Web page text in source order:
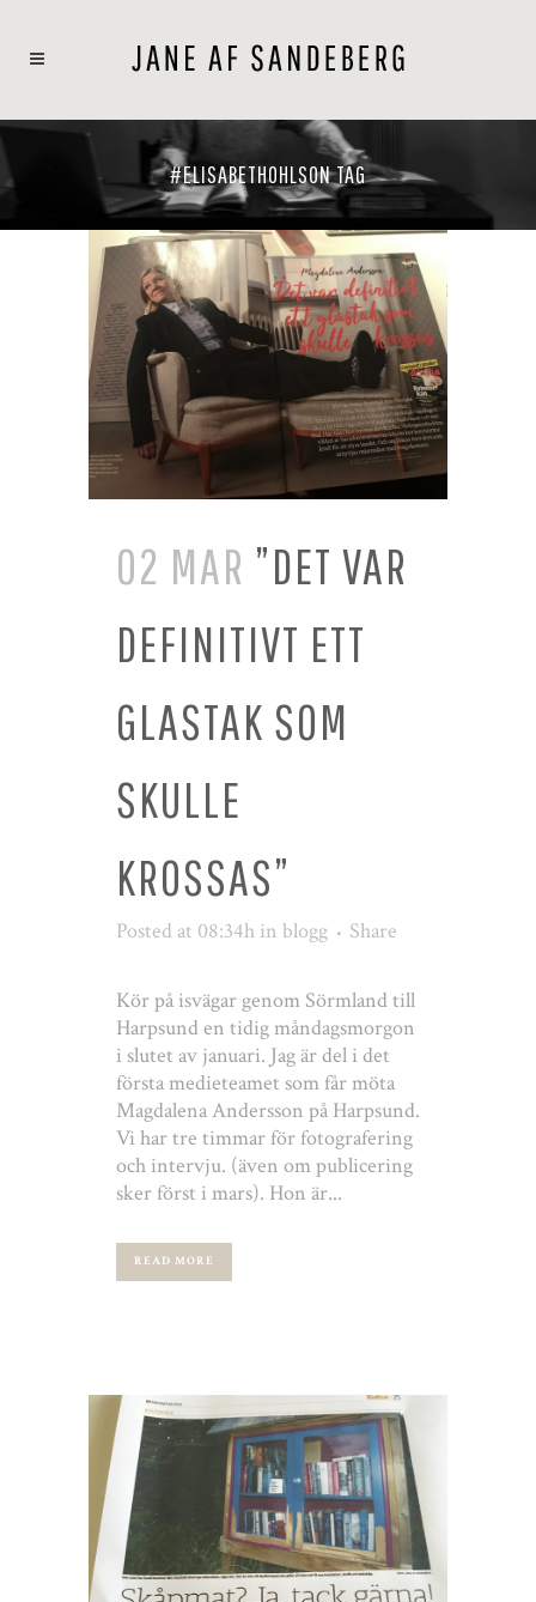
#ELISABETHOHLSON TAG
02 MAR ”DET VAR
DEFINITIVT ETT
GLASTAK SOM
SKULLE
KROSSAS”
Posted at 08:34h in blogg Share
Kör på isvägar genom Sörmland till
Harpsund en tidig måndagsmorgon
i slutet av januari. Jag är del i det
första medieteamet som får möta
Magdalena Andersson på Harpsund.
Vi har tre timmar för fotografering
och intervju. (även om publicering
sker först i mars). Hon är...
READ MORE